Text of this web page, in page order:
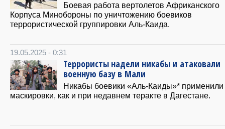
Боевая работа вертолетов Африканского
Корпуса Минобороны по уничтожению боевиков
террористической группировки Аль-Каида.
19.05.2025 - 0:31
Террористы надели никабы и атаковали
военную базу в Мали
Никабы боевики «Аль-Каиды»* применили
маскировки, как и при недавнем теракте в Дагестане.